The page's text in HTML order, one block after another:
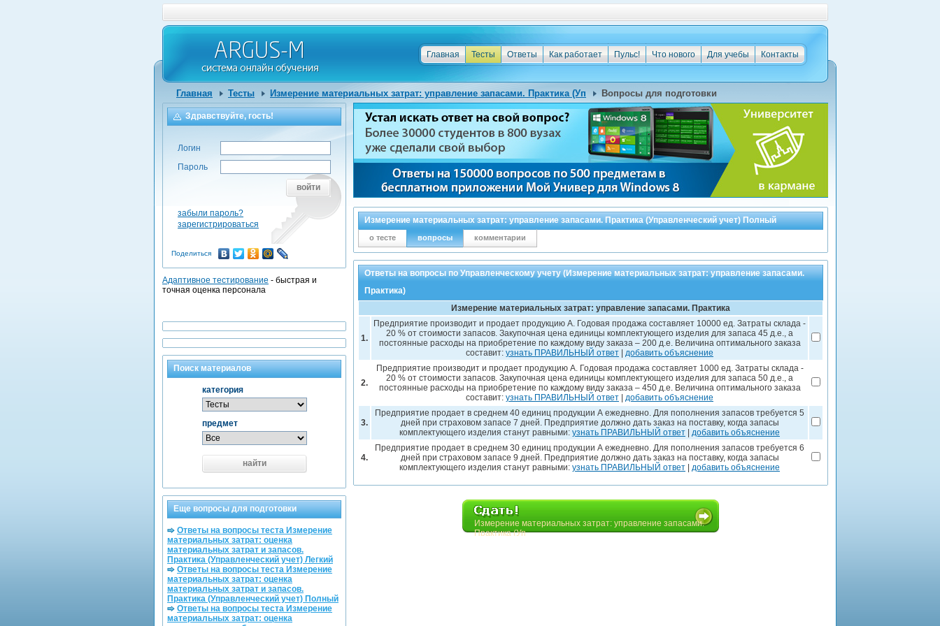
Контакты
Для учебы
Что нового
Пульс!
Как работает
Ответы
Тесты
Главная
Главная Тесты Измерение материальных затрат: управление запасами. Практика (Уп Вопросы для подготовки
Измерение материальных затрат: управление запасами. Практика (Управленческий учет) Полный
о тесте вопросы комментарии
Ответы на вопросы по Управленческому учету (Измерение материальных затрат: управление запасами.
Практика)
Измерение материальных затрат: управление запасами. Практика
1.
Предприятие производит и продает продукцию А. Годовая продажа составляет 10000 ед. Затраты склада -
20 % от стоимости запасов. Закупочная цена единицы комплектующего изделия для запаса 45 д.е., а
постоянные расходы на приобретение по каждому виду заказа – 200 д.е. Величина оптимального заказа
составит: узнать ПРАВИЛЬНЫЙ ответ добавить объяснение
2.
Предприятие производит и продает продукцию А. Годовая продажа составляет 1000 ед. Затраты склада -
20 % от стоимости запасов. Закупочная цена единицы комплектующего изделия для запаса 50 д.е., а
постоянные расходы на приобретение по каждому виду заказа – 450 д.е. Величина оптимального заказа
составит: узнать ПРАВИЛЬНЫЙ ответ добавить объяснение
3.
Предприятие продает в среднем 40 единиц продукции А ежедневно. Для пополнения запасов требуется 5
дней при страховом запасе 7 дней. Предприятие должно дать заказ на поставку, когда запасы
комплектующего изделия станут равными: узнать ПРАВИЛЬНЫЙ ответ добавить объяснение
4.
Предприятие продает в среднем 30 единиц продукции А ежедневно. Для пополнения запасов требуется 6
дней при страховом запасе 9 дней. Предприятие должно дать заказ на поставку, когда запасы
комплектующего изделия станут равными: узнать ПРАВИЛЬНЫЙ ответ добавить объяснение
Измерение материальных затрат: управление запасами.
Практика (Уп
Здравствуйте, гость!
Логин
Пароль
войти
забыли пароль?
зарегистрироваться
Поделиться
Адаптивное тестирование - быстрая и
точная оценка персонала
Поиск материалов
категория
предмет
найти
Еще вопросы для подготовки
Ответы на вопросы теста Измерение
материальных затрат: оценка
материальных затрат и запасов.
Практика (Управленческий учет) Легкий
Ответы на вопросы теста Измерение
материальных затрат: оценка
материальных затрат и запасов.
Практика (Управленческий учет) Полный
Ответы на вопросы теста Измерение
материальных затрат: оценка